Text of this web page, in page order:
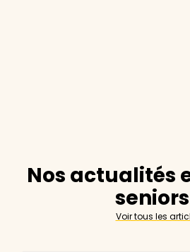
Nos actualités
Voir tous les